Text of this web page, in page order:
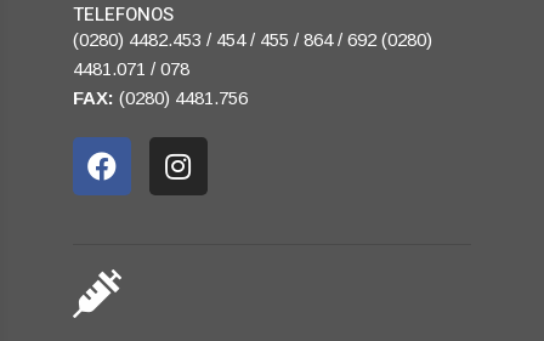
TELEFONOS
(0280) 4482.453 / 454 / 455 / 864 / 692 (0280)
4481.071 / 078
FAX: (0280) 4481.756